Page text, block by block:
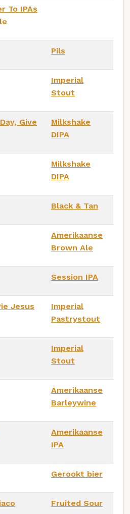
To IPAs
Pils
Imperial
Stout
Give
Milkshake
DIPA
Milkshake
DIPA
Black & Tan
Amerikaanse
Brown Ale
Session IPA
Jesus
Imperial
Pastrystout
Imperial
Stout
Amerikaanse
Barleywine
Amerikaanse
IPA
Gerookt bier
Fruited Sour